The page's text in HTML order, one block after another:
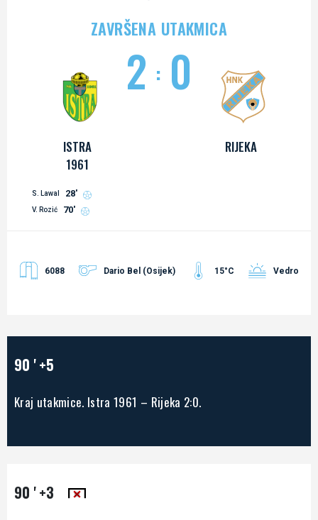
ZAVRŠENA UTAKMICA
ISTRA
1961
2 : 0
RIJEKA
S. Lawal 28'
V. Rozić 70'
6088 Dario Bel (Osijek) 15°C Vedro
90 '+5
Kraj utakmice. Istra 1961 – Rijeka 2:0.
90 '+3